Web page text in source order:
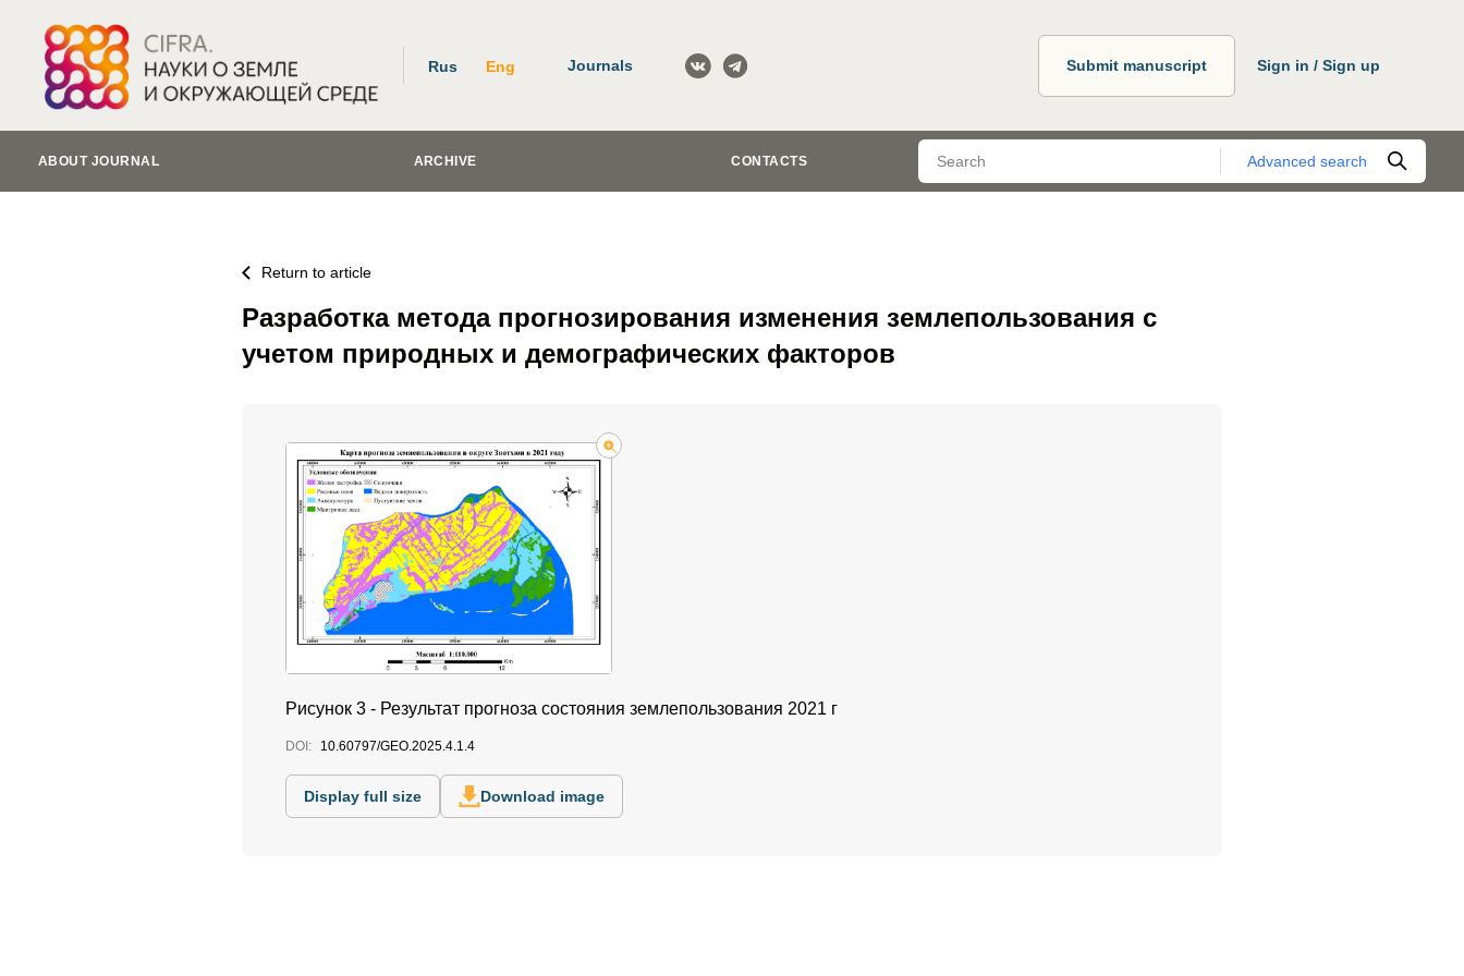
Rus Eng Journals Submit manuscript Sign in / Sign up
ABOUT JOURNAL ARCHIVE CONTACTS Advanced search
Return to article
Разработка метода прогнозирования изменения землепользования с
учетом природных и демографических факторов
Рисунок 3 - Результат прогноза состояния землепользования 2021 г
DOI: 10.60797/GEO.2025.4.1.4
Display full size Download image